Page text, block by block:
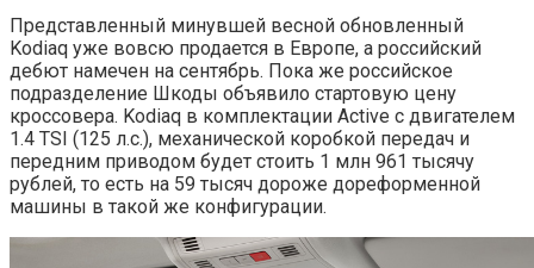
Представленный минувшей весной обновленный
Kodiaq уже вовсю продается в Европе, а российский
дебют намечен на сентябрь. Пока же российское
подразделение Шкоды объявило стартовую цену
кроссовера. Kodiaq в комплектации Active с двигателем
1.4 TSI (125 л.с.), механической коробкой передач и
передним приводом будет стоить 1 млн 961 тысячу
рублей, то есть на 59 тысяч дороже дореформенной
машины в такой же конфигурации.